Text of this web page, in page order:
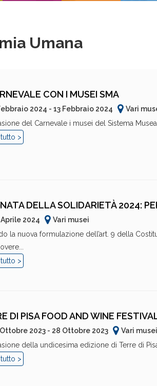
Umana
CON I MUSEI SMA
2024 - 13 Febbraio 2024
Vari
del Carnevale i musei del Sistema
tutto >
DELLA SOLIDARIETÀ 2024:
2024
Vari musei
la nuova formulazione dell’art. 9 della
tutto >
DI PISA FOOD AND WINE
Ottobre 2023 - 28 Ottobre 2023
Vari musei
della undicesima edizione di Terre di
tutto >